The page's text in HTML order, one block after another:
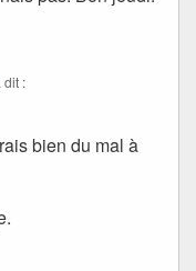
dit :
bien du mal à